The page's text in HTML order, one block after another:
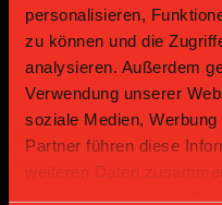
personalisieren,
zu können und die
analysieren. Außerdem
Verwendung unserer
soziale Medien,
Partner führen diese
weiteren Daten
Gold Partner